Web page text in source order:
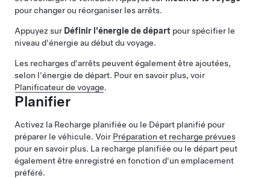
pour changer ou réorganiser les arrêts.
Appuyez sur Définir l'énergie de départ pour spécifier le
niveau d'énergie au début du voyage.
Les recharges d'arrêts peuvent également être ajoutées,
selon l'énergie de départ. Pour en savoir plus, voir
Planificateur de voyage.
Planifier
Activez la Recharge planifiée ou le Départ planifié pour
préparer le véhicule. Voir Préparation et recharge prévues
pour en savoir plus. La recharge planifiée ou le départ peut
également être enregistré en fonction d'un emplacement
préféré.